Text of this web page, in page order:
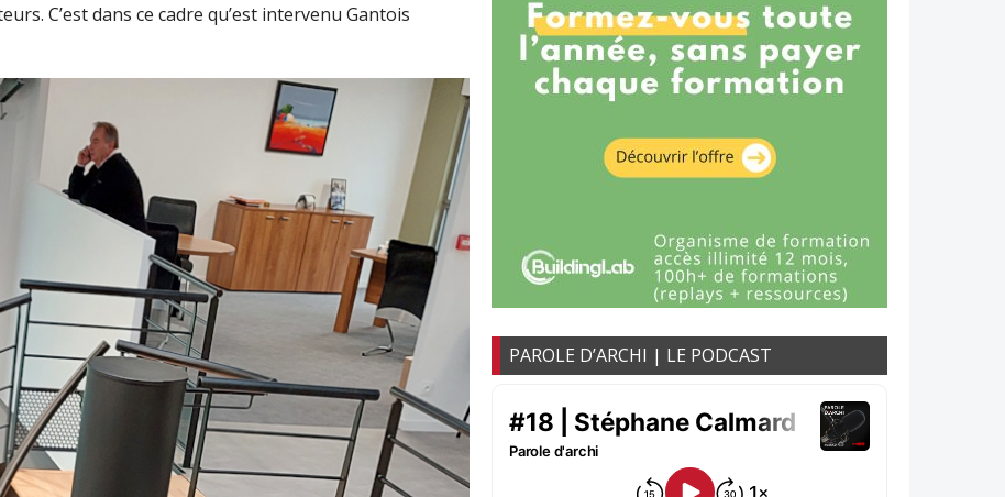
C’est dans ce cadre qu’est intervenu Gantois
PAROLE D’ARCHI | LE PODCAST